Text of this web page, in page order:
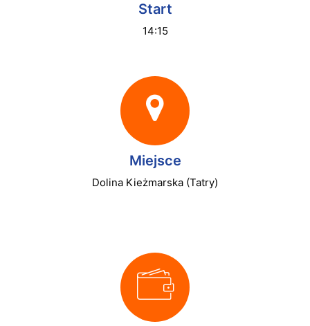
Start
14:15
Miejsce
Dolina Kieżmarska (Tatry)